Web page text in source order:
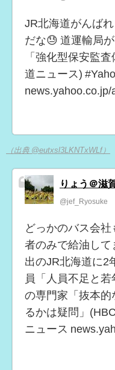
JR北海道がんば
だな😓 道運輸局
「強化型保安監
道ニュース)
（出典 @eutxsl3LKNTxWLf）
りょう＠滋
@jef_Ryosuke
どっかのバス会
者のみで給油し
出のJR北海道に2
員「人員不足と
の専門家「抜本的
るかは疑問」
ニュース